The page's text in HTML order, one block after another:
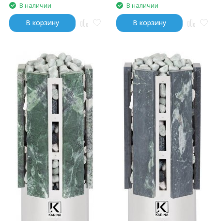
В наличии
В корзину
В наличии
В корзину